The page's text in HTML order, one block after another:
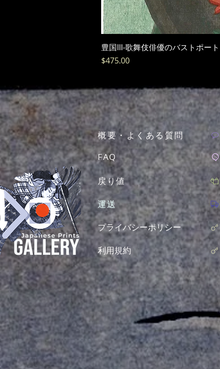
豊国III-歌舞伎俳優のバストポー
価格
$475.00
概要・よくある質問
FAQ
戻り値
運送
プライバシーポリシー
利用規約